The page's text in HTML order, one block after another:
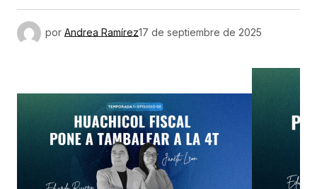
por Andrea Ramírez17 de septiembre de 2025